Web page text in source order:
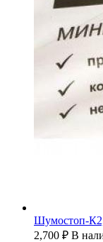
Шумостоп-
2,700 ₽ В